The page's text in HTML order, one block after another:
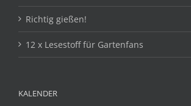
Richtig gießen!
12 x Lesestoff für Gartenfans
KALENDER